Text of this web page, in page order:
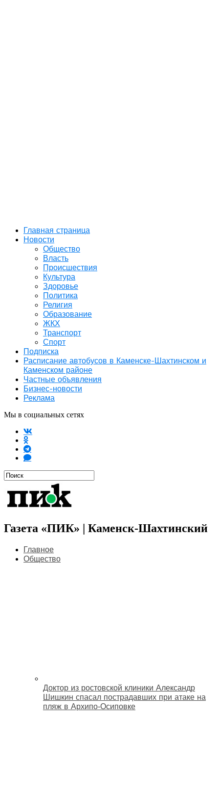
Главная страница
Новости
Общество
Власть
Происшествия
Культура
Здоровье
Политика
Религия
Образование
ЖКХ
Транспорт
Спорт
Подписка
Расписание автобусов в Каменске-Шахтинском и
Каменском районе
Частные объявления
Бизнес-новости
Реклама
Мы в социальных сетях
Газета «ПИК» | Каменск-Шахтинский
Главное
Общество
Доктор из ростовской клиники Александр
Шишкин спасал пострадавших при атаке на
пляж в Архипо‑Осиповке